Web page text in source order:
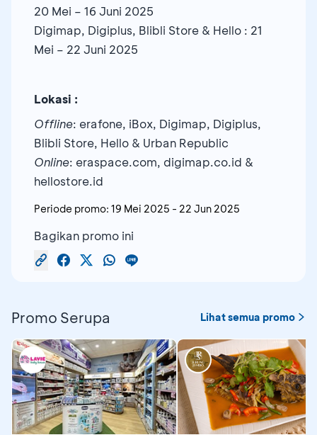
20 Mei – 16 Juni 2025
Digimap, Digiplus, Blibli Store & Hello : 21
Mei – 22 Juni 2025
Lokasi :
Offline: erafone, iBox, Digimap, Digiplus,
Blibli Store, Hello & Urban Republic
Online: eraspace.com, digimap.co.id &
hellostore.id
Periode promo: 19 Mei 2025 - 22 Jun 2025
Bagikan promo ini
Promo Serupa Lihat semua promo